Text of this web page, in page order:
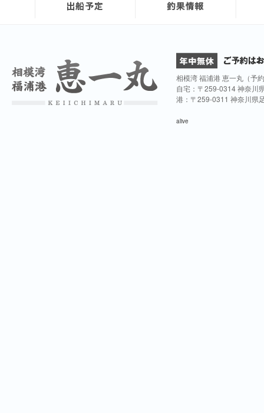
相模湾 福浦港 恵一丸（予
自宅：〒259-0314 神奈川
港：〒259-0311 神奈川県
alive